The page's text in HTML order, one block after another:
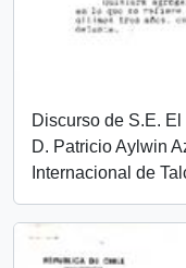
Discurso de S.E.
D. Patricio Aylwin
Internacional de